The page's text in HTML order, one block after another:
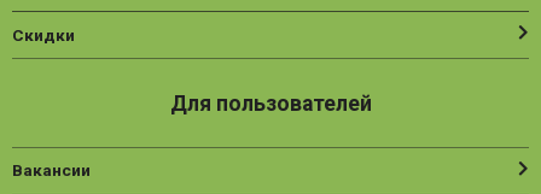
Скидки
Для пользователей
Вакансии